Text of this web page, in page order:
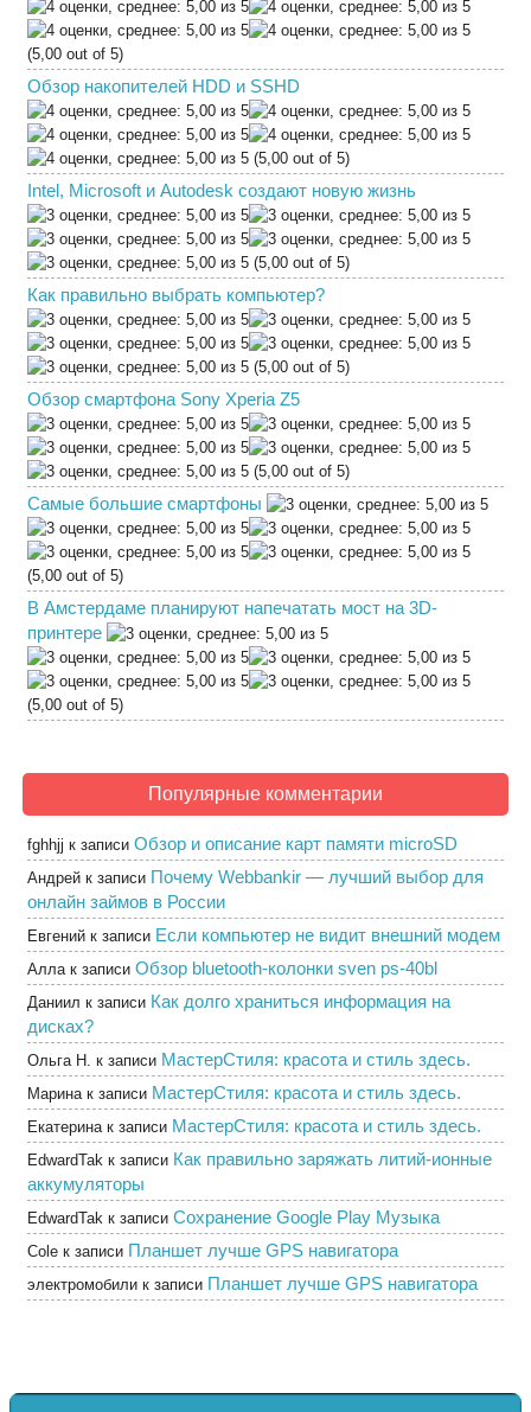
(5,00 out of 5)
Обзор накопителей HDD и SSHD
(5,00 out of 5)
Intel, Microsoft и Autodesk создают новую жизнь
(5,00 out of 5)
Как правильно выбрать компьютер?
(5,00 out of 5)
Обзор смартфона Sony Xperia Z5
(5,00 out of 5)
Самые большие смартфоны
(5,00 out of 5)
В Амстердаме планируют напечатать мост на 3D-
принтере
(5,00 out of 5)
Популярные комментарии
fghhjj к записи Обзор и описание карт памяти microSD
Андрей к записи Почему Webbankir — лучший выбор для
онлайн займов в России
Евгений к записи Если компьютер не видит внешний модем
Аллак записи Обзор bluetooth-колонки sven ps-40bl
Даниил к записи Как долго храниться информация на
дисках?
Ольга Н. к записи МастерСтиля: красота и стиль здесь.
Маринак записи МастерСтиля: красота и стиль здесь.
Екатеринак записи МастерСтиля: красота и стиль здесь.
EdwardTak к записи Как правильно заряжать литий-ионные
аккумуляторы
EdwardTak к записи Сохранение Google Play Музыка
Cole к записи Планшет лучше GPS навигатора
электромобили к записи Планшет лучше GPS навигатора